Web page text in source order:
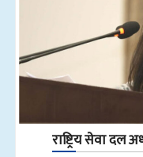
राष्ट्रिय सेवा दल